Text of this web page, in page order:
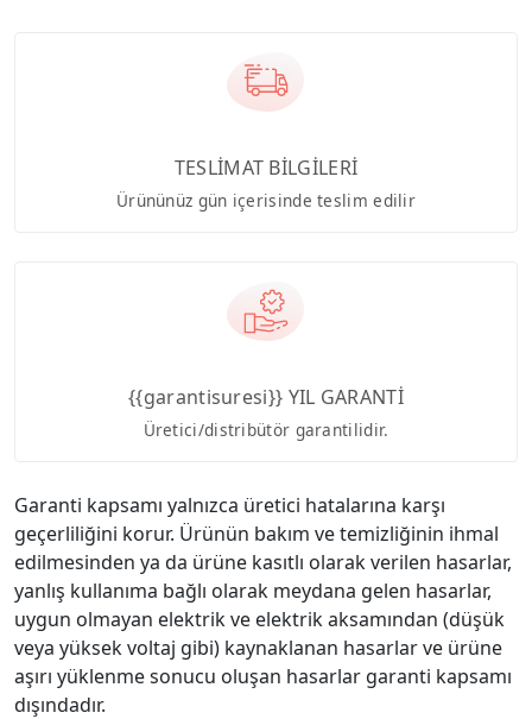
TESLİMAT BİLGİLERİ
Ürününüz gün içerisinde teslim edilir
{{garantisuresi}} YIL GARANTİ
Üretici/distribütör garantilidir.
Garanti kapsamı yalnızca üretici hatalarına karşı
geçerliliğini korur. Ürünün bakım ve temizliğinin ihmal
edilmesinden ya da ürüne kasıtlı olarak verilen hasarlar,
yanlış kullanıma bağlı olarak meydana gelen hasarlar,
uygun olmayan elektrik ve elektrik aksamından (düşük
veya yüksek voltaj gibi) kaynaklanan hasarlar ve ürüne
aşırı yüklenme sonucu oluşan hasarlar garanti kapsamı
dışındadır.